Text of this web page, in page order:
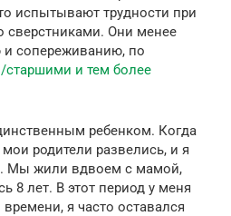
испытывают трудности при
сверстниками. Они менее
сопереживанию, по
и тем более
ребенком. Когда
родители развелись, и я
Мы жили вдвоем с мамой,
8 лет. В этот период у меня
я часто оставался